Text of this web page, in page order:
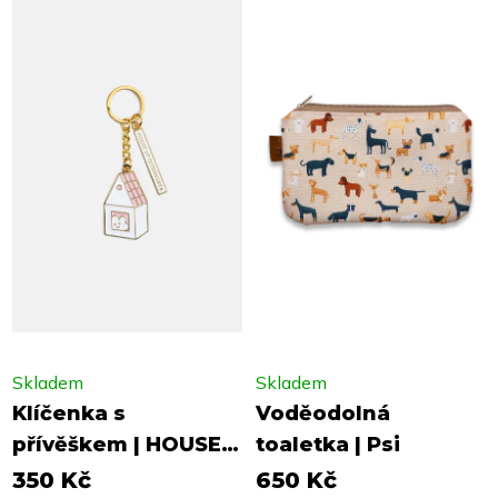
Klíčenka s
přívěškem | HOUSE
OF INTROVERTS
Skladem
350 Kč
Voděodolná
toaletka | Psi
Skladem
650 Kč